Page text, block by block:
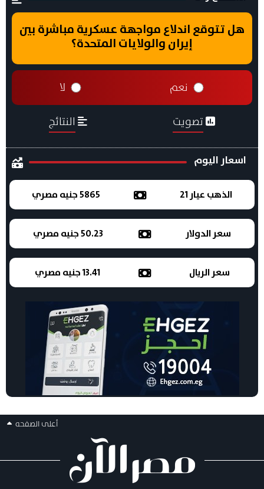
هل تتوقع اندلاع مواجهة عسكرية مباشرة بين
إيران والولايات المتحدة؟
نعم لا
تصويت النتائج
اسعار اليوم
الذهب عيار 21 5865 جنيه مصري
سعر الدولار 50.23 جنيه مصري
سعر الريال 13.41 جنيه مصري
أعلى الصفحه